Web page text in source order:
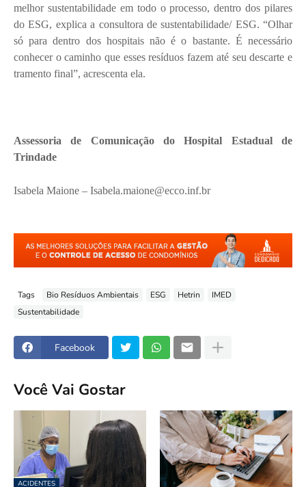
melhor sustentabilidade em todo o processo, dentro dos pilares
do ESG, explica a consultora de sustentabilidade/ ESG. “Olhar
só para dentro dos hospitais não é o bastante. É necessário
conhecer o caminho que esses resíduos fazem até seu descarte e
tramento final”, acrescenta ela.
Assessoria de Comunicação do Hospital Estadual de
Trindade
Isabela Maione – Isabela.maione@ecco.inf.br
Tags Bio Resíduos Ambientais ESG Hetrin
IMED
Sustentabilidade
Facebook
Você Vai Gostar
ACIDENTES